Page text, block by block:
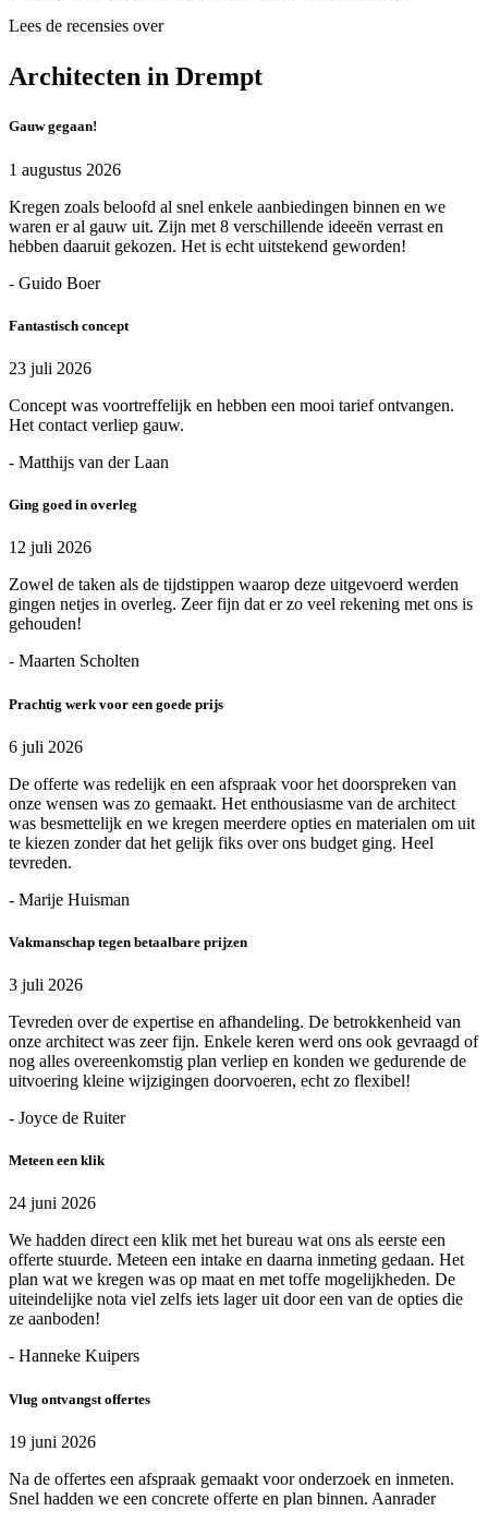
Lees de recensies over
Architecten in Drempt
Gauw gegaan!
1 augustus 2026
Kregen zoals beloofd al snel enkele aanbiedingen binnen en we
waren er al gauw uit. Zijn met 8 verschillende ideeën verrast en
hebben daaruit gekozen. Het is echt uitstekend geworden!
- Guido Boer
Fantastisch concept
23 juli 2026
Concept was voortreffelijk en hebben een mooi tarief ontvangen.
Het contact verliep gauw.
- Matthijs van der Laan
Ging goed in overleg
12 juli 2026
Zowel de taken als de tijdstippen waarop deze uitgevoerd werden
gingen netjes in overleg. Zeer fijn dat er zo veel rekening met ons is
gehouden!
- Maarten Scholten
Prachtig werk voor een goede prijs
6 juli 2026
De offerte was redelijk en een afspraak voor het doorspreken van
onze wensen was zo gemaakt. Het enthousiasme van de architect
was besmettelijk en we kregen meerdere opties en materialen om uit
te kiezen zonder dat het gelijk fiks over ons budget ging. Heel
tevreden.
- Marije Huisman
Vakmanschap tegen betaalbare prijzen
3 juli 2026
Tevreden over de expertise en afhandeling. De betrokkenheid van
onze architect was zeer fijn. Enkele keren werd ons ook gevraagd of
nog alles overeenkomstig plan verliep en konden we gedurende de
uitvoering kleine wijzigingen doorvoeren, echt zo flexibel!
- Joyce de Ruiter
Meteen een klik
24 juni 2026
We hadden direct een klik met het bureau wat ons als eerste een
offerte stuurde. Meteen een intake en daarna inmeting gedaan. Het
plan wat we kregen was op maat en met toffe mogelijkheden. De
uiteindelijke nota viel zelfs iets lager uit door een van de opties die
ze aanboden!
- Hanneke Kuipers
Vlug ontvangst offertes
19 juni 2026
Na de offertes een afspraak gemaakt voor onderzoek en inmeten.
Snel hadden we een concrete offerte en plan binnen. Aanrader